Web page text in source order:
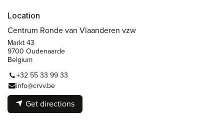
Location
Centrum Ronde van Vlaanderen vzw
Markt 43
9700 Oudenaarde
Belgium
+32 55 33 99 33
info@crvv.be
Get directions